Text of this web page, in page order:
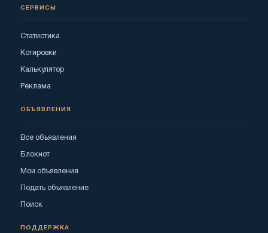
СЕРВИСЫ
Статистика
Котировки
Калькулятор
Реклама
ОБЪЯВЛЕНИЯ
Все объявления
Блокнот
Мои объявления
Подать объявление
Поиск
ПОДДЕРЖКА